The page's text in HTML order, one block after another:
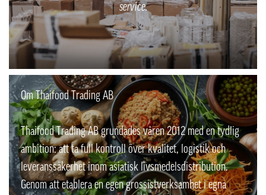
service.
Om Thaifood Trading AB
Thaifood Trading AB grundades våren 2012 med en tydlig
ambition: att ta full kontroll över kvalitet, logistik och
leveranssäkerhet inom asiatisk livsmedelsdistribution.
Genom att etablera en egen grossistverksamhet i egna